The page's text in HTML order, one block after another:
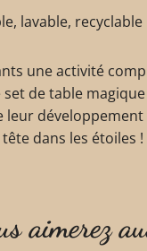
lavable, recyclable
une activité
set de table magique
leur développement
dans les étoiles !
aimerez